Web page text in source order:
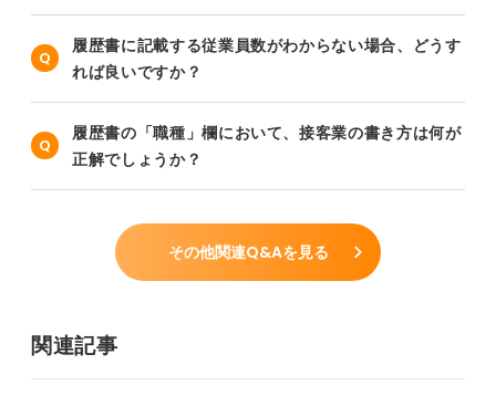
履歴書に記載する従業員数がわからない場合、どうす
れば良いですか？
履歴書の「職種」欄において、接客業の書き方は何が
正解でしょうか？
その他関連Q&Aを見る
関連記事